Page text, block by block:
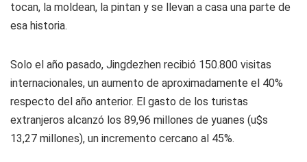
tocan, la moldean, la pintan y se llevan a casa una parte de
esa historia.
Solo el año pasado, Jingdezhen recibió 150.800 visitas
internacionales, un aumento de aproximadamente el 40%
respecto del año anterior. El gasto de los turistas
extranjeros alcanzó los 89,96 millones de yuanes (u$s
13,27 millones), un incremento cercano al 45%.